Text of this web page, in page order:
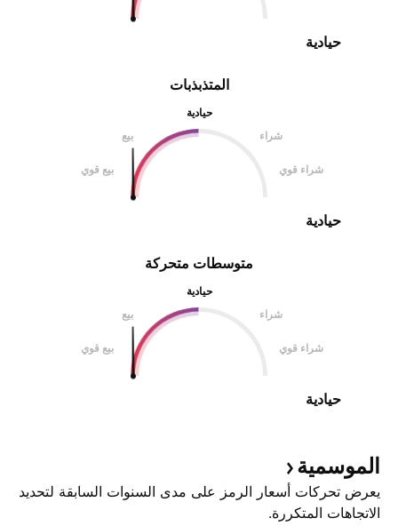
المتذبذبات
حيادية
بيع
شراء
بيع قوي شراء قوي
حيادية
حيادية
متوسطات متحركة
حيادية
بيع
شراء
بيع قوي شراء قوي
حيادية
الموسمية
يعرض تحركات أسعار الرمز على مدى السنوات السابقة لتحديد
الاتجاهات المتكررة.